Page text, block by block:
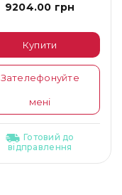
9204.00 грн
Купити
Зателефонуйте
мені
Готовий до
відправлення